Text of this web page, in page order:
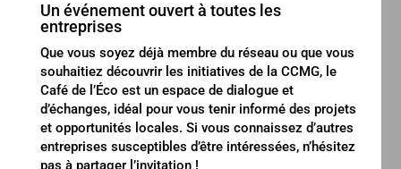
Un événement ouvert à toutes les
entreprises
Que vous soyez déjà membre du réseau ou que vous
souhaitiez découvrir les initiatives de la CCMG, le
Café de l’Éco est un espace de dialogue et
d’échanges, idéal pour vous tenir informé des projets
et opportunités locales. Si vous connaissez d’autres
entreprises susceptibles d’être intéressées, n’hésitez
pas à partager l’invitation !